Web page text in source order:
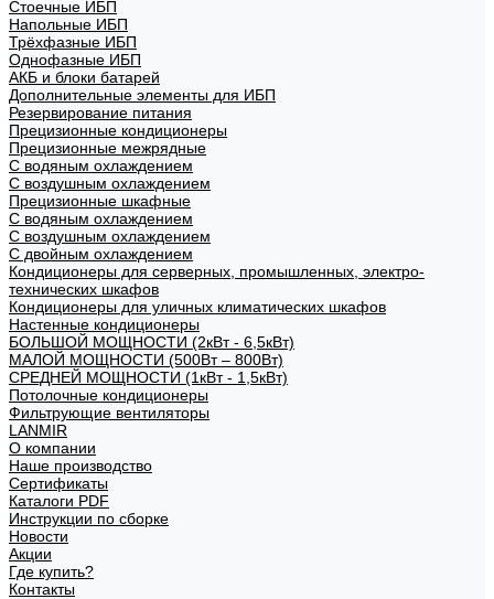
Стоечные ИБП
Напольные ИБП
Трёхфазные ИБП
Однофазные ИБП
АКБ и блоки батарей
Дополнительные элементы для ИБП
Резервирование питания
Прецизионные кондиционеры
Прецизионные межрядные
С водяным охлаждением
С воздушным охлаждением
Прецизионные шкафные
С водяным охлаждением
С воздушным охлаждением
С двойным охлаждением
Кондиционеры для серверных, промышленных, электро-
технических шкафов
Кондиционеры для уличных климатических шкафов
Настенные кондиционеры
БОЛЬШОЙ МОЩНОСТИ (2кВт - 6,5кВт)
МАЛОЙ МОЩНОСТИ (500Вт – 800Вт)
СРЕДНЕЙ МОЩНОСТИ (1кВт - 1,5кВт)
Потолочные кондиционеры
Фильтрующие вентиляторы
LANMIR
О компании
Наше производство
Сертификаты
Каталоги PDF
Инструкции по сборке
Новости
Акции
Где купить?
Контакты